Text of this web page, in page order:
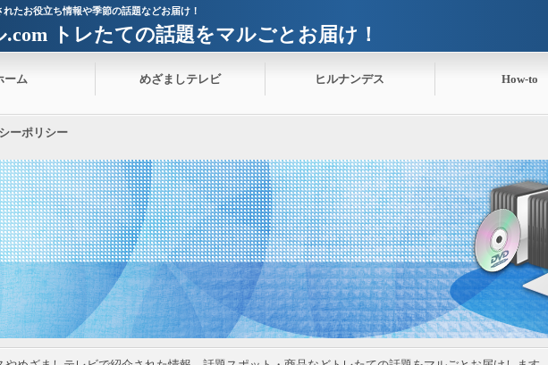
たお役立ち情報や季節の話題などお届け！
.com トレたての話題をマルごとお届け！
ーム めざましテレビ ヒルナンデス How-to
ーポリシー